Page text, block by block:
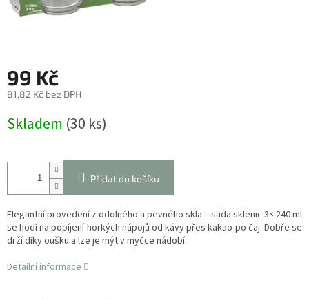
99 Kč
81,82 Kč bez DPH
cena:
Skladem (30 ks)
Přidat do košíku
Elegantní provedení z odolného a pevného skla – sada sklenic 3× 240 ml
se hodí na popíjení horkých nápojů od kávy přes kakao po čaj. Dobře se
drží díky oušku a lze je mýt v myčce nádobí.
Detailní informace